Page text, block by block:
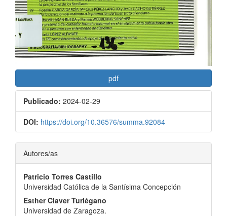
pdf
Publicado: 2024-02-29
DOI: https://doi.org/10.36576/summa.92084
Contenido
principal
del
artículo
Autores/as
Patricio Torres Castillo
Universidad Católica de la Santísima Concepción
Esther Claver Turiégano
Universidad de Zaragoza.